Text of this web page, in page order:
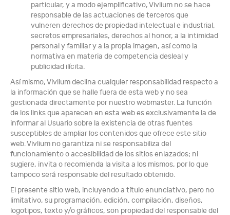
particular, y a modo ejemplificativo, Vivlium no se hace
responsable de las actuaciones de terceros que
vulneren derechos de propiedad intelectual e industrial,
secretos empresariales, derechos al honor, a la intimidad
personal y familiar y a la propia imagen, así como la
normativa en materia de competencia desleal y
publicidad ilícita.
Así mismo, Vivlium declina cualquier responsabilidad respecto a
la información que se halle fuera de esta web y no sea
gestionada directamente por nuestro webmaster. La función
de los links que aparecen en esta web es exclusivamente la de
informar al Usuario sobre la existencia de otras fuentes
susceptibles de ampliar los contenidos que ofrece este sitio
web. Vivlium no garantiza ni se responsabiliza del
funcionamiento o accesibilidad de los sitios enlazados; ni
sugiere, invita o recomienda la visita a los mismos, por lo que
tampoco será responsable del resultado obtenido.
El presente sitio web, incluyendo a título enunciativo, pero no
limitativo, su programación, edición, compilación, diseños,
logotipos, texto y/o gráficos, son propiedad del responsable del